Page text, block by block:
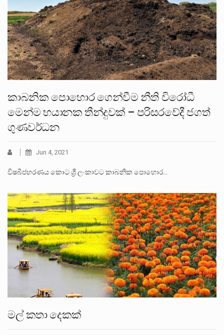
කාබනික පොහොර ගෙන්වීම නීති විරෝධී
මෙන්ම භයානක තීන්දුවක් – පරිසරවේදී ජගත්
ගුණවර්ධන
Jun 4, 2021
විෂබීජහරණය කොට ශ්‍රී ලංකාවට කාබනික පොහොර…
මල් කතා දෙකක්